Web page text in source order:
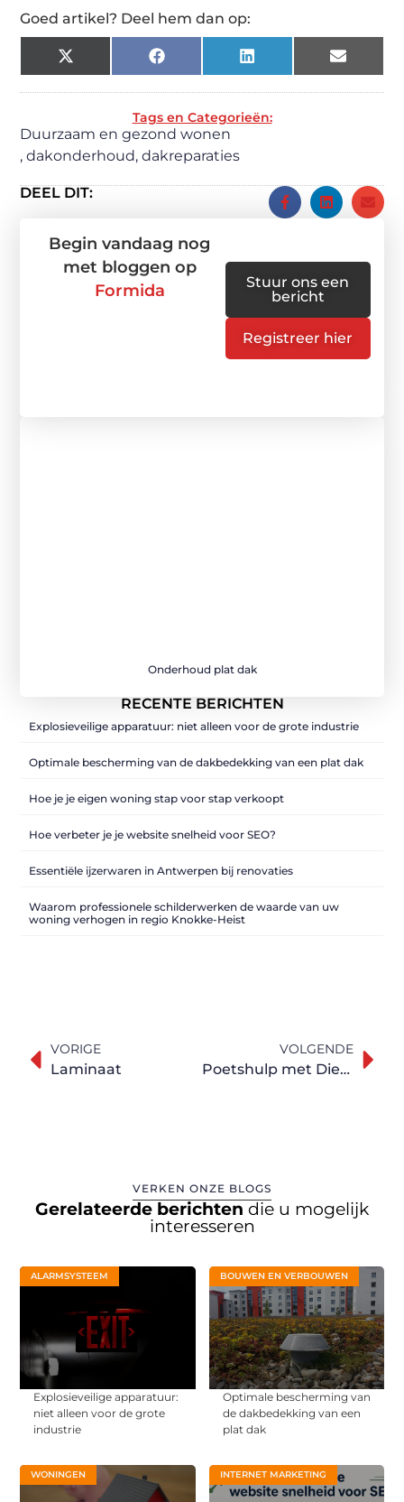
Goed artikel? Deel hem dan op:
X
(Twitter)
Facebook LinkedIn Email
Tags en Categorieën:
Duurzaam en gezond wonen
,dakonderhoud,dakreparaties
DEEL DIT:
Onderhoud plat dak
RECENTE BERICHTEN
Explosieveilige apparatuur: niet alleen voor de grote industrie
Optimale bescherming van de dakbedekking van een plat dak
Hoe je je eigen woning stap voor stap verkoopt
Hoe verbeter je je website snelheid voor SEO?
Essentiële ijzerwaren in Antwerpen bij renovaties
Waarom professionele schilderwerken de waarde van uw
woning verhogen in regio Knokke-Heist
Begin vandaag nog
met bloggen op
Formida
Stuur ons een
bericht
Registreer hier
VORIGE
Laminaat
VOLGENDE
Poetshulp met Dienstencheques
VERKEN ONZE BLOGS
Gerelateerde berichten die u mogelijk
interesseren
ALARMSYSTEEM
Explosieveilige apparatuur:
niet alleen voor de grote
industrie
BOUWEN EN VERBOUWEN
Optimale bescherming van
de dakbedekking van een
plat dak
WONINGEN INTERNET MARKETING